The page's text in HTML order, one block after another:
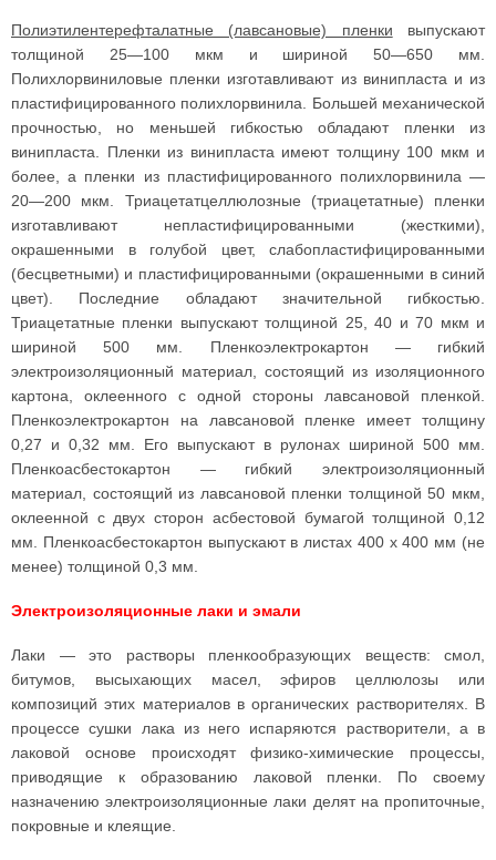
Полиэтилентерефталатные (лавсановые) пленки выпускают
толщиной 25—100 мкм и шириной 50—650 мм.
Полихлорвиниловые пленки изготавливают из винипласта и из
пластифицированного полихлорвинила. Большей механической
прочностью, но меньшей гибкостью обладают пленки из
винипласта. Пленки из винипласта имеют толщину 100 мкм и
более, а пленки из пластифицированного полихлорвинила —
20—200 мкм. Триацетатцеллюлозные (триацетатные) пленки
изготавливают непластифицированными (жесткими),
окрашенными в голубой цвет, слабопластифицированными
(бесцветными) и пластифицированными (окрашенными в синий
цвет). Последние обладают значительной гибкостью.
Триацетатные пленки выпускают толщиной 25, 40 и 70 мкм и
шириной 500 мм. Пленкоэлектрокартон — гибкий
электроизоляционный материал, состоящий из изоляционного
картона, оклеенного с одной стороны лавсановой пленкой.
Пленкоэлектрокартон на лавсановой пленке имеет толщину
0,27 и 0,32 мм. Его выпускают в рулонах шириной 500 мм.
Пленкоасбестокартон — гибкий электроизоляционный
материал, состоящий из лавсановой пленки толщиной 50 мкм,
оклеенной с двух сторон асбестовой бумагой толщиной 0,12
мм. Пленкоасбестокартон выпускают в листах 400 х 400 мм (не
менее) толщиной 0,3 мм.
Электроизоляционные лаки и эмали
Лаки — это растворы пленкообразующих веществ: смол,
битумов, высыхающих масел, эфиров целлюлозы или
композиций этих материалов в органических растворителях. В
процессе сушки лака из него испаряются растворители, а в
лаковой основе происходят физико-химические процессы,
приводящие к образованию лаковой пленки. По своему
назначению электроизоляционные лаки делят на пропиточные,
покровные и клеящие.